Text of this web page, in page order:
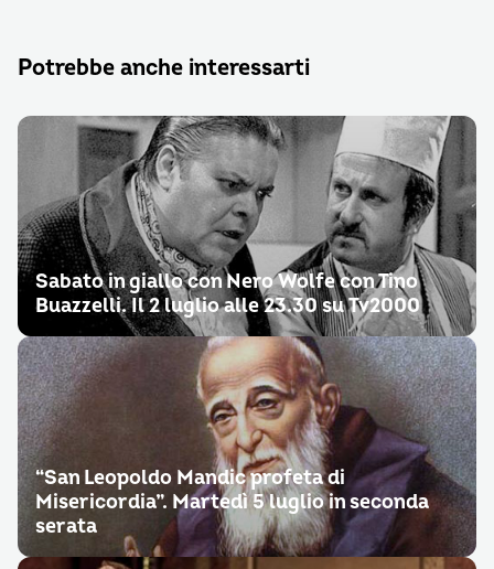
Potrebbe anche interessarti
Sabato in giallo con Nero Wolfe con Tino
Buazzelli. Il 2 luglio alle 23.30 su Tv2000
“San Leopoldo Mandic profeta di
Misericordia”. Martedì 5 luglio in seconda
serata